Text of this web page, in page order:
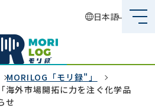
日本語
MORILOG「モリ録"」
海外市場開拓に力を注ぐ化学品
せ